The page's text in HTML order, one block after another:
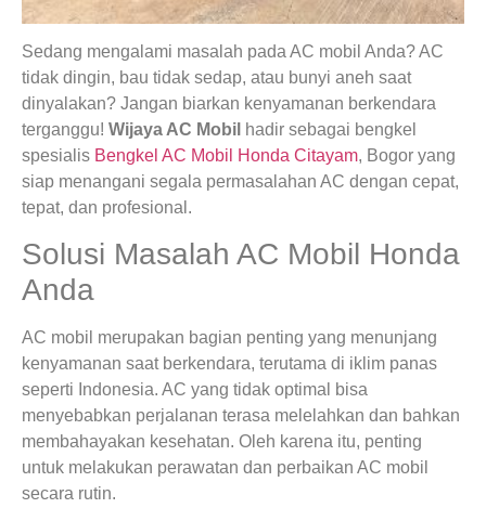
Sedang mengalami masalah pada AC mobil Anda? AC
tidak dingin, bau tidak sedap, atau bunyi aneh saat
dinyalakan? Jangan biarkan kenyamanan berkendara
terganggu! Wijaya AC Mobil hadir sebagai bengkel
spesialis Bengkel AC Mobil Honda Citayam, Bogor yang
siap menangani segala permasalahan AC dengan cepat,
tepat, dan profesional.
Solusi Masalah AC Mobil Honda
Anda
AC mobil merupakan bagian penting yang menunjang
kenyamanan saat berkendara, terutama di iklim panas
seperti Indonesia. AC yang tidak optimal bisa
menyebabkan perjalanan terasa melelahkan dan bahkan
membahayakan kesehatan. Oleh karena itu, penting
untuk melakukan perawatan dan perbaikan AC mobil
secara rutin.